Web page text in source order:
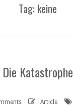
Tag: keine
Die Katastrophe
Article